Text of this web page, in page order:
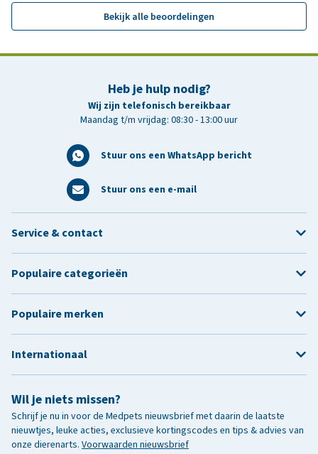
Bekijk alle beoordelingen
Heb je hulp nodig?
Wij zijn telefonisch bereikbaar
Maandag t/m vrijdag: 08:30 - 13:00 uur
Stuur ons een WhatsApp bericht
Stuur ons een e-mail
Wil je niets missen?
Schrijf je nu in voor de Medpets nieuwsbrief met daarin de laatste
nieuwtjes, leuke acties, exclusieve kortingscodes en tips & advies van
onze dierenarts. Voorwaarden nieuwsbrief
Service & contact
Populaire categorieën
Populaire merken
Internationaal